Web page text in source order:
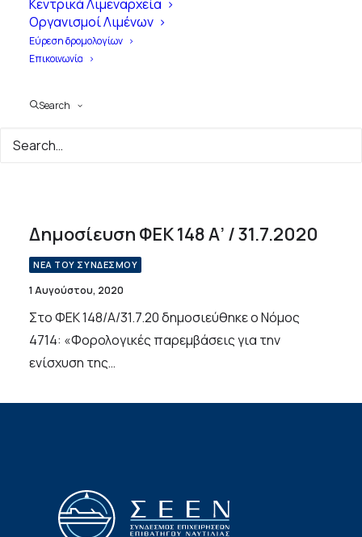
Κεντρικά Λιμεναρχεία
Οργανισμοί Λιμένων
Εύρεση δρομολογίων
Επικοινωνία
Search
Month: Αύγουστος 2020
Δημοσίευση ΦΕΚ 148 Α’ / 31.7.2020
ΝΕΑ ΤΟΥ ΣΥΝΔΕΣΜΟΥ
1 Αυγούστου, 2020
Στο ΦΕΚ 148/Α/31.7.20 δημοσιεύθηκε ο Νόμος
4714: «Φορολογικές παρεµβάσεις για την
ενίσχυση της…